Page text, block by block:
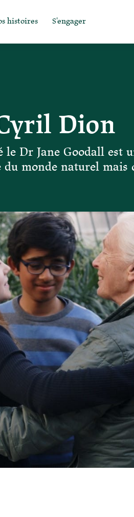
histoires S'engager
Dion
Dr Jane Goodall
monde naturel